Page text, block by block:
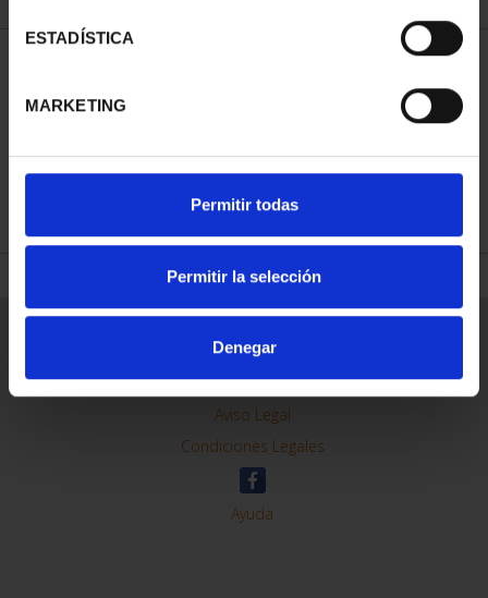
ESTADÍSTICA
MARKETING
Permitir todas
Permitir la selección
Denegar
REFINAR
Contacto
Preguntas Frequentes (FAQs)
Aviso Legal
Condiciones Legales
Ayuda